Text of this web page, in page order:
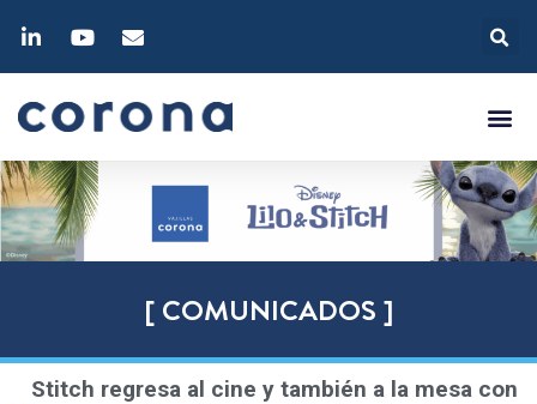
[ COMUNICADOS ]
Stitch regresa al cine y también a la mesa con